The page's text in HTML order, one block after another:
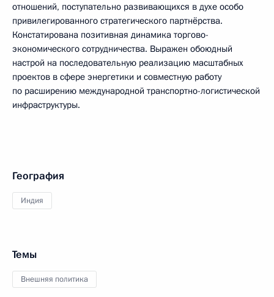
отношений, поступательно развивающихся в духе особо
привилегированного стратегического партнёрства.
Констатирована позитивная динамика торгово-
экономического сотрудничества. Выражен обоюдный
настрой на последовательную реализацию масштабных
проектов в сфере энергетики и совместную работу
по расширению международной транспортно-логистической
инфраструктуры.
География
Индия
Темы
Внешняя политика